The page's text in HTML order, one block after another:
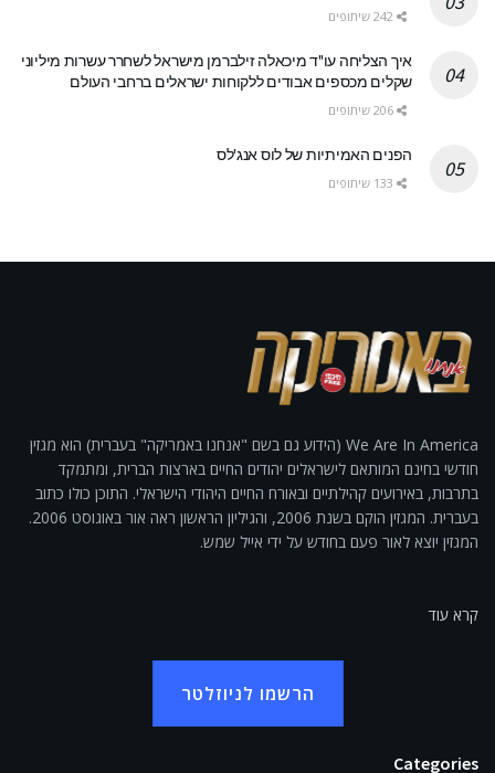
איך הצליחה עו"ד מיכאלה זילברמן מישראל לשחרר עשרות מיליוני
שקלים מכספים אבודים ללקוחות ישראלים ברחבי העולם
הפנים האמיתיות של לוס אנג'לס
We Are In America (הידוע גם בשם "אנחנו באמריקה" בעברית) הוא מגזין
חודשי בחינם המותאם לישראלים יהודים החיים בארצות הברית, ומתמקד
בתרבות, באירועים קהילתיים ובאורח החיים היהודי הישראלי. התוכן כולו כתוב
בעברית. המגזין הוקם בשנת 2006, והגיליון הראשון ראה אור באוגוסט 2006.
המגזין יוצא לאור פעם בחודש על ידי אייל שמש.
קרא עוד
הרשמו לניוזלטר
Categories